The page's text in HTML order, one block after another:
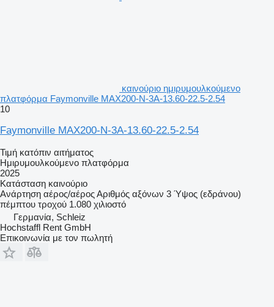
καινούριο ημιρυμουλκούμενο
πλατφόρμα Faymonville MAX200-N-3A-13.60-22.5-2.54
10
Faymonville MAX200-N-3A-13.60-22.5-2.54
Τιμή κατόπιν αιτήματος
Ημιρυμουλκούμενο πλατφόρμα
2025
Κατάσταση καινούριο
Ανάρτηση αέρος/αέροςΑριθμός αξόνων 3 Ύψος (εδράνου)
πέμπτου τροχού 1.080 χιλιοστό
Γερμανία, Schleiz
Hochstaffl Rent GmbH
Επικοινωνία με τον πωλητή